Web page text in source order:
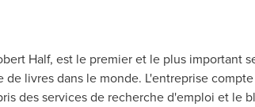
Half, est le premier et le plus important
livres dans le monde. L'entreprise
des services de recherche d'emploi et le